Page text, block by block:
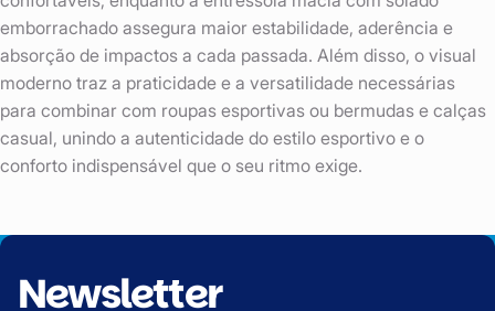
emborrachado assegura maior estabilidade, aderência e
absorção de impactos a cada passada. Além disso, o visual
moderno traz a praticidade e a versatilidade necessárias
para combinar com roupas esportivas ou bermudas e calças
casual, unindo a autenticidade do estilo esportivo e o
conforto indispensável que o seu ritmo exige.
Newsletter